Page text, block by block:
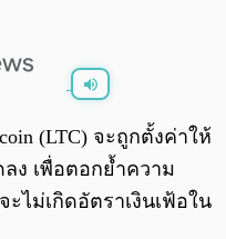
/0:00
(LTC) จะถูกตั้งค่าให้
ง เพื่อตอกย้ำความ
ไม่เกิดอัตราเงินเฟ้อใน